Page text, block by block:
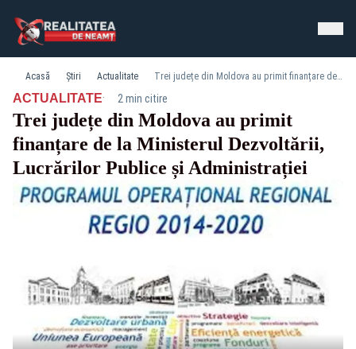
Acasă Știri Actualitate Trei județe din Moldova au primit finanțare de la Ministerul Dezvoltării, Lucrărilor Publice și Administrației
ACTUALITATE· 2 min citire
Trei județe din Moldova au primit
finanțare de la Ministerul Dezvoltării,
Lucrărilor Publice și Administrației